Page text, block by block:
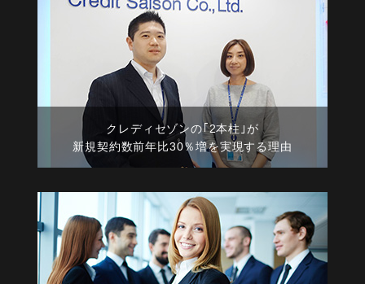
クレディセゾンの｢2本柱｣が
新規契約数前年比30％増を実現する理由